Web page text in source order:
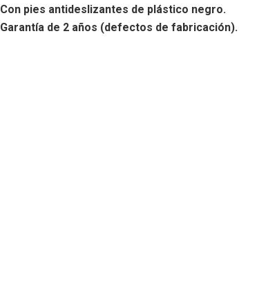
Con pies antideslizantes de plástico negro.
Garantía de 2 años (defectos de fabricación).